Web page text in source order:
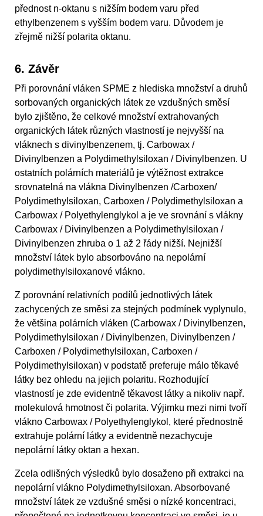
přednost n-oktanu s nižším bodem varu před
ethylbenzenem s vyšším bodem varu. Důvodem je
zřejmě nižší polarita oktanu.
6. Závěr
Při porovnání vláken SPME z hlediska množství a druhů
sorbovaných organických látek ze vzdušných směsí
bylo zjištěno, že celkové množství extrahovaných
organických látek různých vlastností je nejvyšší na
vláknech s divinylbenzenem, tj. Carbowax /
Divinylbenzen a Polydimethylsiloxan / Divinylbenzen. U
ostatních polárních materiálů je výtěžnost extrakce
srovnatelná na vlákna Divinylbenzen /Carboxen/
Polydimethylsiloxan, Carboxen / Polydimethylsiloxan a
Carbowax / Polyethylenglykol a je ve srovnání s vlákny
Carbowax / Divinylbenzen a Polydimethylsiloxan /
Divinylbenzen zhruba o 1 až 2 řády nižší. Nejnižší
množství látek bylo absorbováno na nepolární
polydimethylsiloxanové vlákno.
Z porovnání relativních podílů jednotlivých látek
zachycených ze směsi za stejných podmínek vyplynulo,
že většina polárních vláken (Carbowax / Divinylbenzen,
Polydimethylsiloxan / Divinylbenzen, Divinylbenzen /
Carboxen / Polydimethylsiloxan, Carboxen /
Polydimethylsiloxan) v podstatě preferuje málo těkavé
látky bez ohledu na jejich polaritu. Rozhodující
vlastností je zde evidentně těkavost látky a nikoliv např.
molekulová hmotnost či polarita. Výjimku mezi nimi tvoří
vlákno Carbowax / Polyethylenglykol, které přednostně
extrahuje polární látky a evidentně nezachycuje
nepolární látky oktan a hexan.
Zcela odlišných výsledků bylo dosaženo při extrakci na
nepolární vlákno Polydimethylsiloxan. Absorbované
množství látek ze vzdušné směsi o nízké koncentraci,